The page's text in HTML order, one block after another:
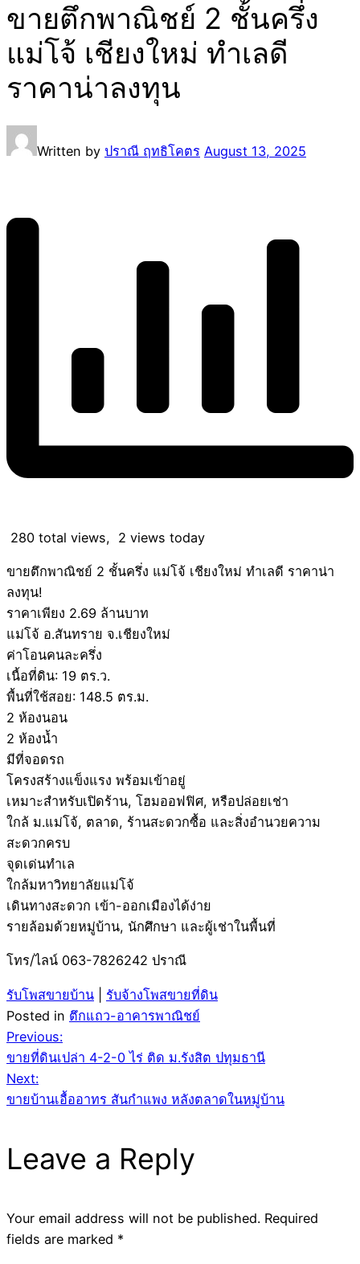
ขายตึกพาณิชย์ 2 ชั้นครึ่ง
แม่โจ้ เชียงใหม่ ทำเลดี
ราคาน่าลงทุน
Written by ปราณี ฤทธิโคตร August 13, 2025
280 total views, 2 views today
ขายตึกพาณิชย์ 2 ชั้นครึ่ง แม่โจ้ เชียงใหม่ ทำเลดี ราคาน่า
ลงทุน!
ราคาเพียง 2.69 ล้านบาท
แม่โจ้ อ.สันทราย จ.เชียงใหม่
ค่าโอนคนละครึ่ง
เนื้อที่ดิน: 19 ตร.ว.
พื้นที่ใช้สอย: 148.5 ตร.ม.
2 ห้องนอน
2 ห้องน้ำ
มีที่จอดรถ
โครงสร้างแข็งแรง พร้อมเข้าอยู่
เหมาะสำหรับเปิดร้าน, โฮมออฟฟิศ, หรือปล่อยเช่า
ใกล้ ม.แม่โจ้, ตลาด, ร้านสะดวกซื้อ และสิ่งอำนวยความ
สะดวกครบ
จุดเด่นทำเล
ใกล้มหาวิทยาลัยแม่โจ้
เดินทางสะดวก เข้า-ออกเมืองได้ง่าย
รายล้อมด้วยหมู่บ้าน, นักศึกษา และผู้เช่าในพื้นที่
โทร/ไลน์ 063-7826242 ปราณี
รับโพสขายบ้าน
รับจ้างโพสขายที่ดิน
Posted in ตึกแถว-อาคารพาณิชย์
Post
navigation
Previous:
ขายที่ดินเปล่า 4-2-0 ไร่ ติด ม.รังสิต ปทุมธานี
Next:
ขายบ้านเอื้ออาทร สันกำแพง หลังตลาดในหมู่บ้าน
Leave a Reply
Your email address will not be published. Required
fields are marked *